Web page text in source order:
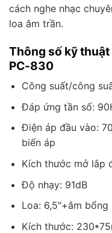
cách nghe nhạc
loa âm trần.
Thông số kỹ
PC-830
Công suất/công
Đáp ứng tần số:
Điện áp đầu vào:
biến áp
Kích thước mở lắp
Độ nhạy: 91dB
Loa: 6,5″+âm bổng
Kích thước: